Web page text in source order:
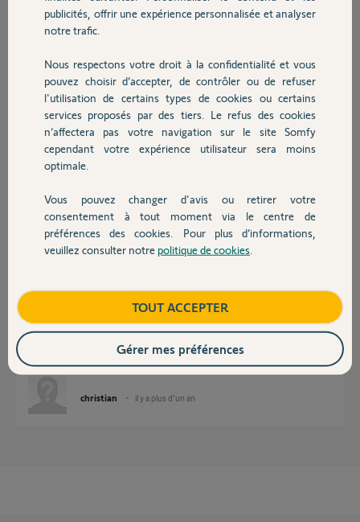
Domotique
Chauffage
Autres produits
Devis avec un pro
Contact
Participer au fil de discussion
Réponses
Bonjour
Vous avez donc un Marly 500C+ ou 700C+, RTS. (Monseigneur).
Voyez si cette documentation correspond à votre motorisation.
Marly-ind-B.pdf
4,2 Mo
Bonjour,après coupure d'électricité générale mon moteur clignote c'est
un Monseigneur HRB 348/R ,je ne peux pas m en servir Merci
christian il y a plus d'un an
publicités, offrir une expérience personnalisée et analyser
notre trafic.
Nous respectons votre droit à la confidentialité et vous
pouvez choisir d’accepter, de contrôler ou de refuser
l'utilisation de certains types de cookies ou certains
services proposés par des tiers. Le refus des cookies
n’affectera pas votre navigation sur le site Somfy
cependant votre expérience utilisateur sera moins
optimale.
Vous pouvez changer d'avis ou retirer votre
consentement à tout moment via le centre de
préférences des cookies. Pour plus d’informations,
veuillez consulter notre politique de cookies
TOUT ACCEPTER
Gérer mes préférences